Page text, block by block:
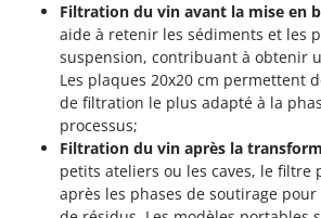
Filtration du vin avant la mise en
aide à retenir les sédiments et les
suspension, contribuant à obtenir
Les plaques 20x20 cm permettent
de filtration le plus adapté à la
processus;
Filtration du vin après la
petits ateliers ou les caves, le filtre
après les phases de soutirage